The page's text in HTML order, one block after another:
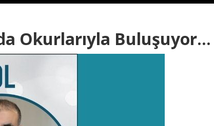
Okurlarıyla Buluşuyor...